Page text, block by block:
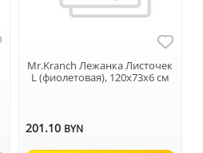
Mr.Kranch Лежанка Листочек
L (фиолетовая), 120х73х6 см
201.10 BYN